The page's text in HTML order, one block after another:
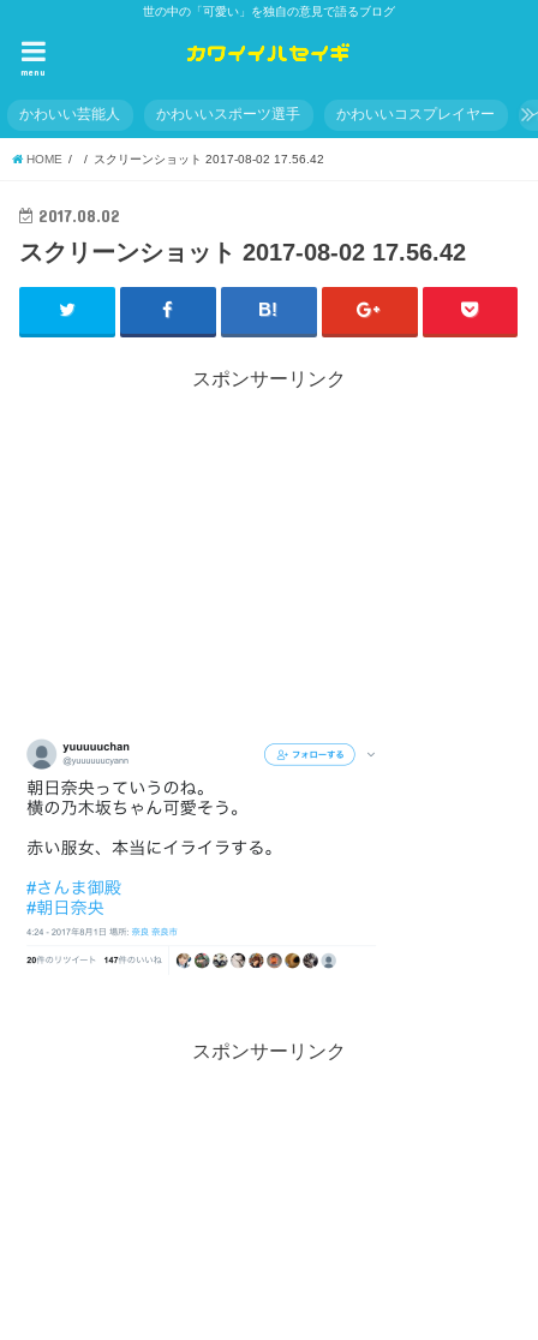
世の中の「可愛い」を独自の意見で語るブログ
menu
かわいい芸能人 かわいいスポーツ選手 かわいいコスプレイヤー
HOME スクリーンショット 2017-08-02 17.56.42
2017.08.02
スクリーンショット 2017-08-02 17.56.42
スポンサーリンク
スポンサーリンク